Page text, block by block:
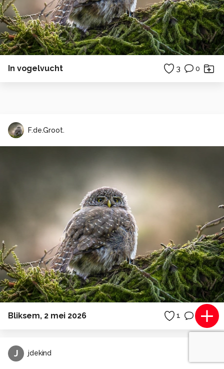
In vogelvucht 3 0
F.de.Groot.
Bliksem, 2 mei 2026 1
J jdekind